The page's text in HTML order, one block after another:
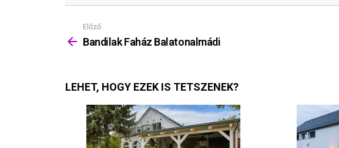
Mutass
többet
Előző
Bandilak Faház Balatonalmádi
LEHET, HOGY EZEK IS TETSZENEK?